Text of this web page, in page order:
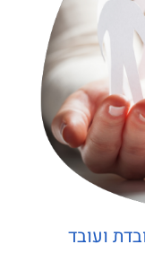
ועובד